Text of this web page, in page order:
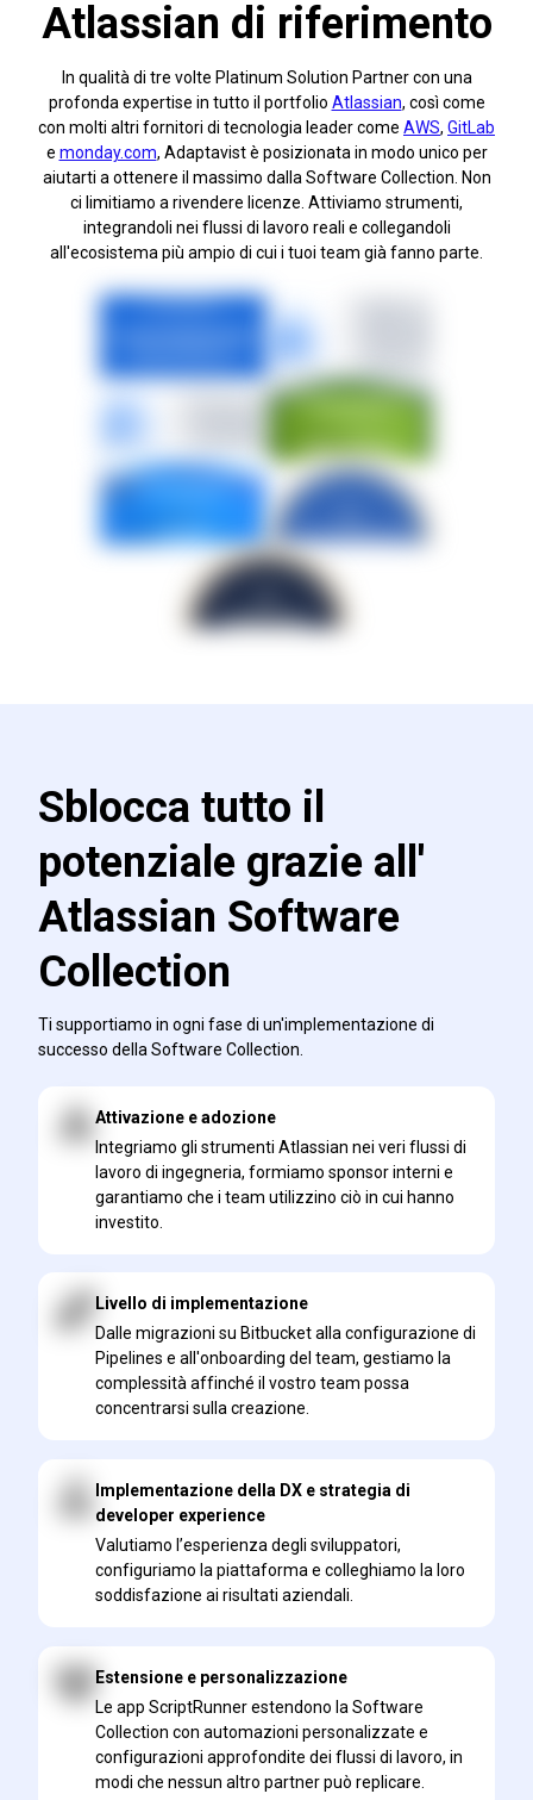
Atlassian di riferimento
In qualità di tre volte Platinum Solution Partner con una
profonda expertise in tutto il portfolio Atlassian, così come
con molti altri fornitori di tecnologia leader come AWS, GitLab
e monday.com, Adaptavist è posizionata in modo unico per
aiutarti a ottenere il massimo dalla Software Collection. Non
ci limitiamo a rivendere licenze. Attiviamo strumenti,
integrandoli nei flussi di lavoro reali e collegandoli
all'ecosistema più ampio di cui i tuoi team già fanno parte.
Sblocca tutto il
potenziale grazie all'
Atlassian Software
Collection
Ti supportiamo in ogni fase di un'implementazione di
successo della Software Collection.
Attivazione e adozione
Integriamo gli strumenti Atlassian nei veri flussi di
lavoro di ingegneria, formiamo sponsor interni e
garantiamo che i team utilizzino ciò in cui hanno
investito.
Livello di implementazione
Dalle migrazioni su Bitbucket alla configurazione di
Pipelines e all'onboarding del team, gestiamo la
complessità affinché il vostro team possa
concentrarsi sulla creazione.
Implementazione della DX e strategia di
developer experience
Valutiamo l’esperienza degli sviluppatori,
configuriamo la piattaforma e colleghiamo la loro
soddisfazione ai risultati aziendali.
Estensione e personalizzazione
Le app ScriptRunner estendono la Software
Collection con automazioni personalizzate e
configurazioni approfondite dei flussi di lavoro, in
modi che nessun altro partner può replicare.